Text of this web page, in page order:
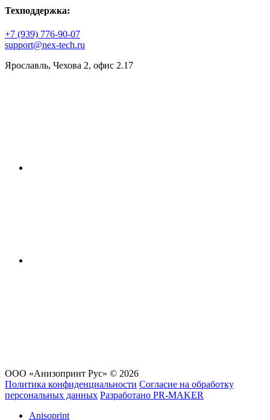
Техподдержка:
+7 (939) 776-90-07
support@nex-tech.ru
Ярославль, Чехова 2, офис 2.17
ООО «Анизопринт Рус» © 2026
Политика конфиденциальности Согласие на обработку
персональных данных Разработано PR-MAKER
Anisoprint